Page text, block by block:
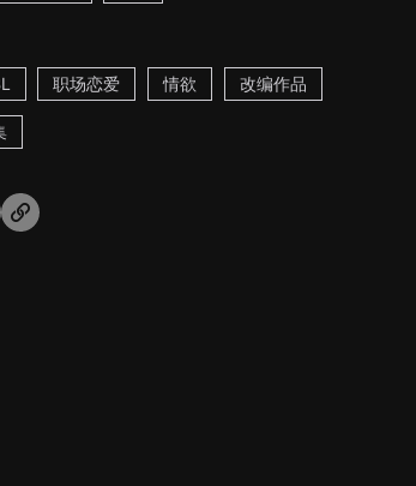
职场恋爱 情欲 改编作品